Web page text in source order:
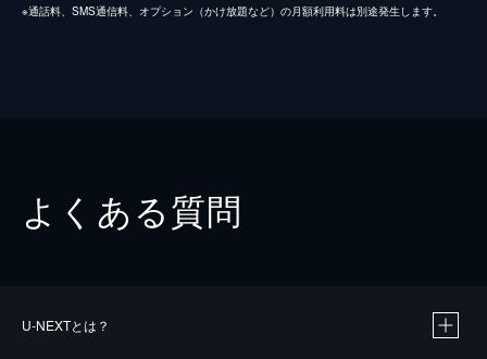
※通話料、SMS通信料、オプション（かけ放題など）の月額利用料は別途発生します。
よくある質問
U-NEXTとは？